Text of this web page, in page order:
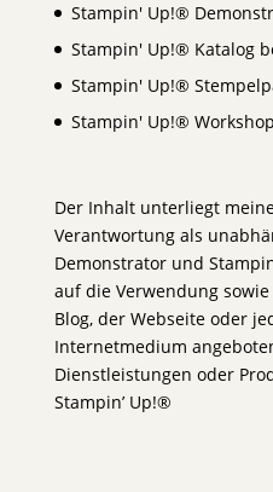
Stampin' Up!®
Stampin' Up!® Katalog
Stampin' Up!®
Stampin' Up!®
Der Inhalt unterliegt
Verantwortung als
Demonstrator und
auf die Verwendung
Blog, der Webseite oder
Internetmedium
Dienstleistungen oder
Stampin’ Up!®